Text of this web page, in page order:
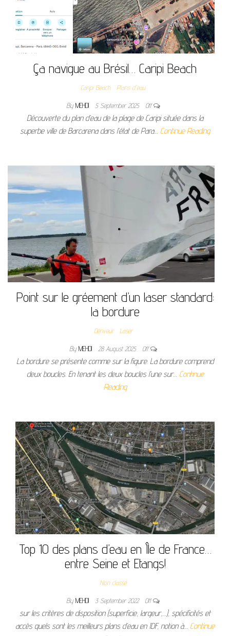
Ça navigue au Brésil… Caripi Beach
Caripi Beach Plans d'eau
By MEHDI 5 September 2025 Off
Découverte du plan d’eau de la plage de Caripi située dans la
superbe ville de Barcarena dans l’état de Para… Continue Reading
Point sur le gréement d’un laser standard:
la bordure
Dériveur Laser
By MEHDI 28 August 2025 Off
La bordure se présente comme sur la figure. La bordure comprend
deux boucles. En tenant les deux boucles l’une sur… Continue
Reading
Top 10 des plans d’eau en Île de France…
entre Seine et Etangs!
Non classé
By MEHDI 3 September 2022 Off
sur les critères de disposition (superficie, largeur,…), spécificités et
accès quels sont les meilleurs plans d’eau en IDF, notion à… Continue